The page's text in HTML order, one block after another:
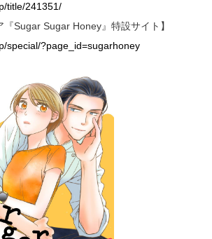
title/241351/
『Sugar Sugar Honey』特設サイト】
special/?page_id=sugarhoney